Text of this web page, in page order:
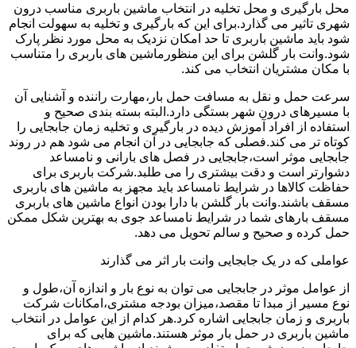
محل بارگیری و محل تخلیه در انتخاب ماشین باربری مناسب درون
شهری تاثیر می گذارد.برای این که بارگیری و تخلیه به سهولت انجام
شود باید ماشین باربری تا حد امکان نزدیک به محل مورد نظر پارک
شود.وانت بار گلشن برای این منظورماشین های باربری را متناسب
با مکان مشتریان انتخاب می کند.
سرعت حمل و نقل به مسافت حمل بار،مهارت راننده و آشنایی آن
با مسیرهای درون شهر بستگی دارد.البته بسته بندی صحیح و
استفاده از افراد آموزش دیده در بارگیری و تخلیه زمان جابجایی را
کوتاه تر می کند.فصلی که جابجایی در آن انجام می شود هم در روند
جابجایی موثر است،جابجایی در فصل های بارانی و نامساعد
دشوارتر است و دقت بیشتری را می طلبد.شرکت باربری برای
حفاظت کالاها در شرایط نامساعد باید مجهز به ماشین های باربری
مسقف باشند.وانت بار گلشن با دارا بودن انواع ماشین های باربری
مسقف بارهای شما در شرایط نامساعد جوی به بهترین شکل ممکن
حمل کرده و صحیح و سالم تحویل می دهد.
عواملی که در یک جابجایی وانت بار اثر می گذارند
از عوامل موثر در جابجایی می توان به نوع بار و اندازه آن،طول و
نوع مسیر از مبدا تا مقصد،میزان بودجه مشتری،امکانات شرکت
باربری و زمان جابجایی اشاره کرد.هر کدام از این عوامل در انتخاب
ماشین باربری در حمل بار موثر هستند.ماشین هایی که برای